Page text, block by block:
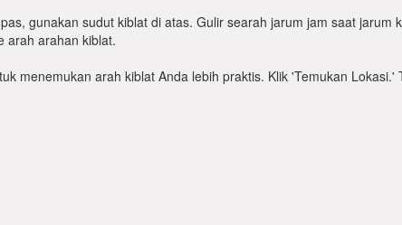
gunakan sudut kiblat di atas. Gulir searah jarum jam saat
arah arahan kiblat.
menemukan arah kiblat Anda lebih praktis. Klik 'Temukan